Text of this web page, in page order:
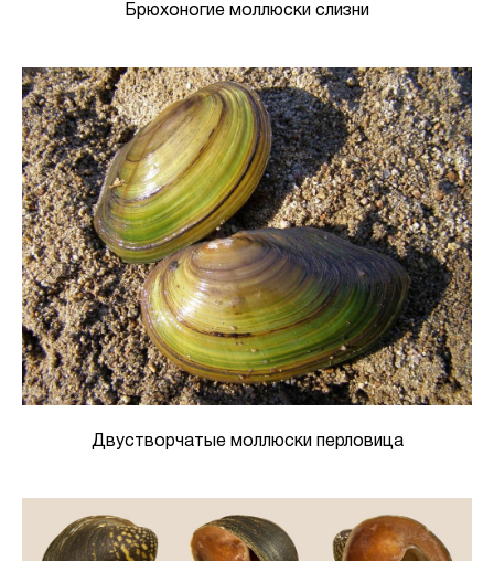
Брюхоногие моллюски слизни
Двустворчатые моллюски перловица